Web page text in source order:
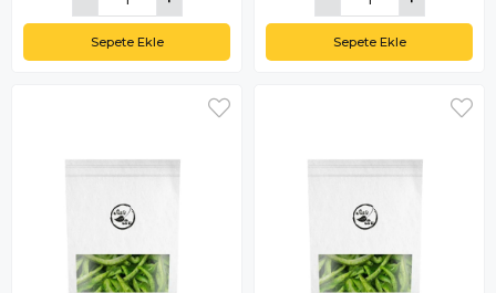
Sepete Ekle Sepete Ekle